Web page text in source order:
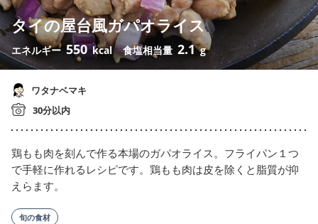
タイの屋台風ガパオライス
エネルギー 550 kcal 食塩相当量 2.1 g
ワタナベマキ
30分以内
鶏もも肉を刻んで作る本場のガパオライス。フライパン１つ
で手軽に作れるレシピです。鶏もも肉は皮を除くと脂質が抑
えらます。
旬の食材